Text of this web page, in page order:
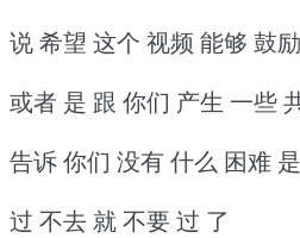
说 希望 这个 视频 能够 鼓
或者 是 跟 你们 产生 一些
告诉 你们 没有 什么 困难
过 不去 就 不要 过 了